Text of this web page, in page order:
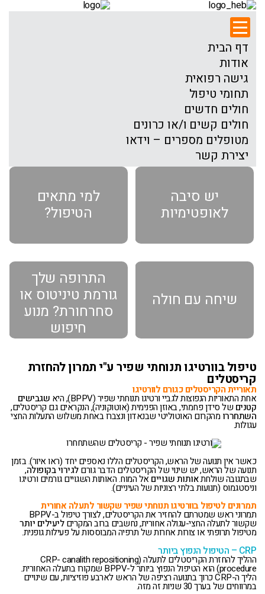
דף הבית
אודות
גישה רפואית
תחומי טיפול
חולים חדשים
חולים קשים ו/או כרונים
מטופלים מספרים – וידאו
יצירת קשר
למי מתאים
הטיפול?
יש סיבה
לאופטימיות
התרופה שלך
גורמת טיניטוס או
סחרחורת? מנוע
חיפוש
שיחה עם חולה
טיפול בוורטיגו תנוחתי שפיר ע"י תמרון להחזרת
קריסטלים
תאוריית הקריסטלים כגורם לוורטיגו
אחת התאוריות הנפוצות לגביי ורטיגו תנוחתי שפיר (BPPV), היא שגבישים
קטנים של סידן פחמתי, באוזן הפנימית (אוטוקוניה), הנקראים גם קריסטלים,
השתחררומהקרום האוטוליטי שבנאדון ונצברו באחת משלוש התעלות החצי
עגולות.
כאשר אין תנועה של הראש, הקריסטלים הללו נאספים יחד (ראו איור). בזמן
תנועה של הראש, יש שינוי של הקריסטלים הדבר גורםלגירוי בקופולה,
שבתגובה שולחתאותות שגוייםאל המוח. האותות השגויים גורמים ורטיגו
וניסטגמוס (תנועות בלתי רצוניות של העיניים).
תמרונים לטיפול בוורטיגו תנוחתי שפיר שקשור לתעלה אחורית
תמרוני ראש שמטרתם להחזיר את הקריסטלים, לצורך טיפול ב-BPPV
שקשור לתעלה החצי-עגולה אחורית, נחשבים ברוב המקריםליעילים יותר
מטיפול תרופתי או צורות אחרות של תרפיה המבוססות על פעילות גופנית.
CRP – הטיפול הנפוץ ביותר
ההליך להחזרת הקריסטלים לתעלה (CRP- canalith repositioning
procedure) הוא הטיפול הנפוץ ביותר ל-BPPV שמקורו בתעלה האחורית.
הליך ה-CRP כרוך בתנועה רציפה של הראש לארבע פוזיציות, עם שינויים
במרווחים של בערך 30 שניות זה מזה.